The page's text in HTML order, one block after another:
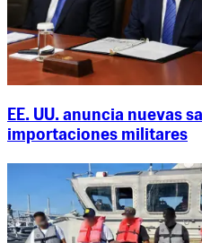
EE. UU. anuncia nuevas
importaciones militares